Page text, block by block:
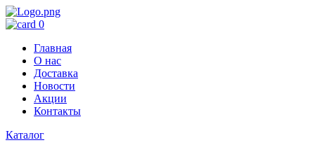
0
Главная
О нас
Доставка
Новости
Акции
Контакты
Каталог